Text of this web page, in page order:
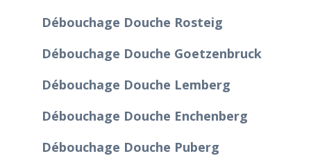
Débouchage Douche Rosteig
Débouchage Douche Goetzenbruck
Débouchage Douche Lemberg
Débouchage Douche Enchenberg
Débouchage Douche Puberg